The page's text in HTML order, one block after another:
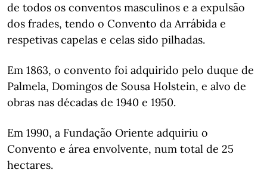
de todos os conventos masculinos e a expulsão
dos frades, tendo o Convento da Arrábida e
respetivas capelas e celas sido pilhadas.
Em 1863, o convento foi adquirido pelo duque de
Palmela, Domingos de Sousa Holstein, e alvo de
obras nas décadas de 1940 e 1950.
Em 1990, a Fundação Oriente adquiriu o
Convento e área envolvente, num total de 25
hectares.